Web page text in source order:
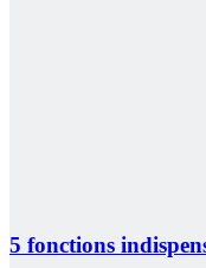
5 fonctions